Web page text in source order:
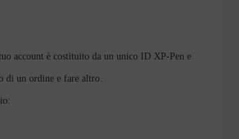
account è costituito da un unico ID XP-Pen e
di un ordine e fare altro.